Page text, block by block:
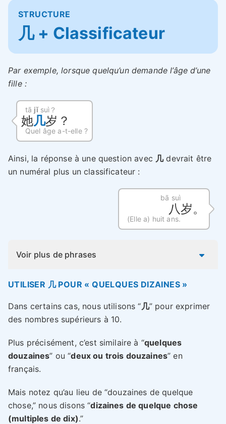
STRUCTURE
几 + Classificateur
Par exemple, lorsque quelqu’un demande l’âge d’une
fille :
tā jǐsuì？
她几岁？
Quel âge a-t-elle ?
Ainsi, la réponse à une question avec 几devrait être
un numéral plus un classificateur :
bā suì
八岁。
(Elle a) huit ans.
Voir plus de phrases
UTILISER 几 POUR « QUELQUES DIZAINES »
Dans certains cas, nous utilisons “几” pour exprimer
des nombres supérieurs à 10.
Plus précisément, c’est similaire à “quelques
douzaines” ou “deux ou trois douzaines” en
français.
Mais notez qu’au lieu de “douzaines de quelque
chose,” nous disons “dizaines de quelque chose
(multiples de dix).”